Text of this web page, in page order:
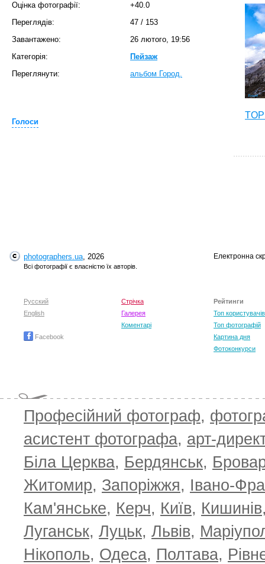
Оцінка фотографії:
+40.0
Переглядів:
47 / 153
Завантажено:
26 лютого, 19:56
Категорія:
Пейзаж
Переглянути:
альбом Город.
Голоси
photographers.ua, 2026
Всі фотографії є власністю їх авторів.
Електронна
Русский
English
Facebook
Стрічка
Галерея
Коментарі
Рейтинги
Топ користувачів
Топ фотографій
Картина дня
Фотоконкурси
Професійний фотограф,
асистент фотографа, арт-
Біла Церква, Бердянськ,
Житомир, Запоріжжя, Івано-
Кам'янське, Керч, Київ, Кишинів
Луганськ, Луцьк, Львів,
Нікополь, Одеса, Полтава,